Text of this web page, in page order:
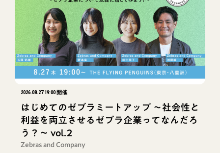
2026.08.27 19:00 開催
はじめてのゼブラミートアップ ～社会性と
利益を両立させるゼブラ企業ってなんだろ
う？～ vol.2
Zebras and Company